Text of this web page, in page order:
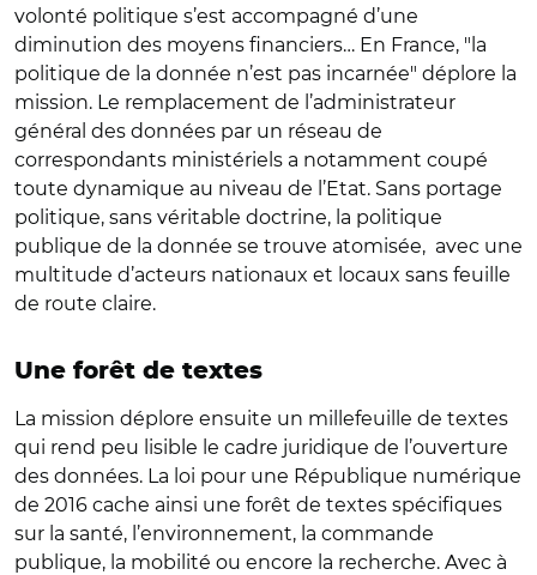
volonté politique s’est accompagné d’une
diminution des moyens financiers… En France, "la
politique de la donnée n’est pas incarnée" déplore la
mission. Le remplacement de l’administrateur
général des données par un réseau de
correspondants ministériels a notamment coupé
toute dynamique au niveau de l’Etat. Sans portage
politique, sans véritable doctrine, la politique
publique de la donnée se trouve atomisée, avec une
multitude d’acteurs nationaux et locaux sans feuille
de route claire.
Une forêt de textes
La mission déplore ensuite un millefeuille de textes
qui rend peu lisible le cadre juridique de l’ouverture
des données. La loi pour une République numérique
de 2016 cache ainsi une forêt de textes spécifiques
sur la santé, l’environnement, la commande
publique, la mobilité ou encore la recherche. Avec à